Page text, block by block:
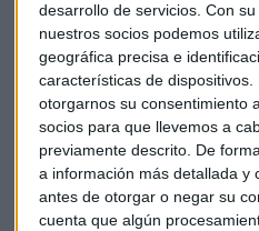
desarrollo de servicios. Con
nuestros socios podemos
geográfica precisa e
características de
otorgarnos su consentimiento
socios para que llevemos a
previamente descrito. De
a información más detallada y
antes de otorgar o negar su
cuenta que algún
Suscríbete a
Te enviaremos las